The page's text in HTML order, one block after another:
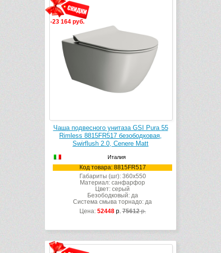
-23 164 руб.
Чаша подвесного унитаза GSI Pura 55
Rimless 8815FR517 безободковая,
Swirflush 2.0, Cenere Matt
Италия
Код товара: 8815FR517
Габариты (шг): 360x550
Материал: санфарфор
Цвет: серый
Безободковый: да
Система смыва торнадо: да
Цена: 52448р.75612р.